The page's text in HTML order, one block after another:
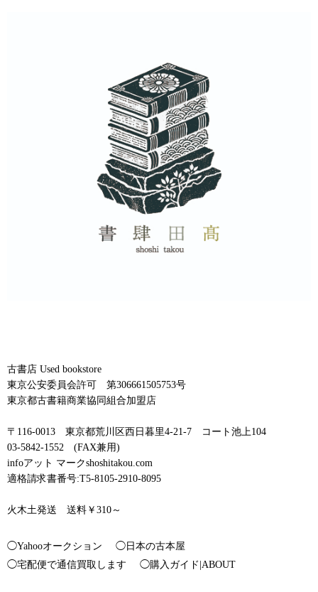
古書店 Used bookstore
東京公安委員会許可 第306661505753号
東京都古書籍商業協同組合加盟店
〒116-0013 東京都荒川区西日暮里4-21-7 コート池上104
03-5842-1552 (FAX兼用)
infoアット マークshoshitakou.com
適格請求書番号:T5-8105-2910-8095
火木土発送 送料￥310～
◯Yahooオークション
◯日本の古本屋
◯宅配便で通信買取します
◯購入ガイド|ABOUT